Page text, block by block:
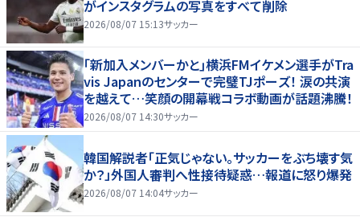
がインスタグラムの写真をすべて削除
2026/08/07 15:13サッカー
｢新加入メンバーかと｣横浜FMイケメン選手がTra
vis Japanのセンターで完璧TJポーズ！ 涙の共演
を越えて…笑顔の開幕戦コラボ動画が話題沸騰！
2026/08/07 14:30サッカー
韓国解説者「正気じゃない。サッカーをぶち壊す気
か？」外国人審判へ性接待疑惑…報道に怒り爆発
2026/08/07 14:04サッカー